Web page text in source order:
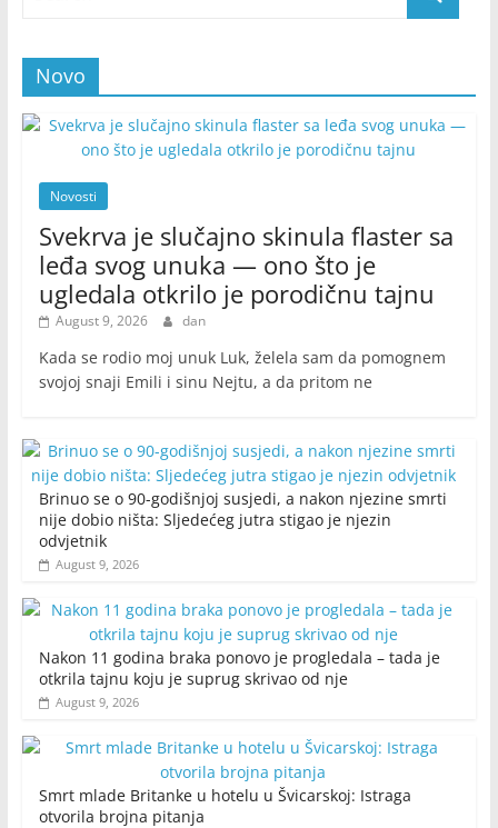
Novo
Novosti
Svekrva je slučajno skinula flaster sa
leđa svog unuka — ono što je
ugledala otkrilo je porodičnu tajnu
August 9, 2026 dan
Kada se rodio moj unuk Luk, želela sam da pomognem
svojoj snaji Emili i sinu Nejtu, a da pritom ne
Brinuo se o 90-godišnjoj susjedi, a nakon njezine smrti
nije dobio ništa: Sljedećeg jutra stigao je njezin
odvjetnik
August 9, 2026
Nakon 11 godina braka ponovo je progledala – tada je
otkrila tajnu koju je suprug skrivao od nje
August 9, 2026
Smrt mlade Britanke u hotelu u Švicarskoj: Istraga
otvorila brojna pitanja